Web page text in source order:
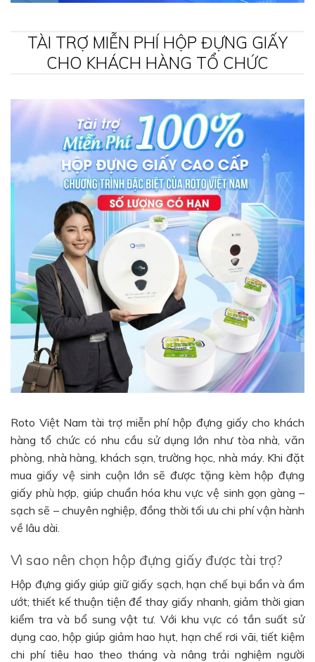
TÀI TRỢ MIỄN PHÍ HỘP ĐỰNG GIẤY
CHO KHÁCH HÀNG TỔ CHỨC
Roto Việt Nam tài trợ miễn phí hộp đựng giấy cho khách
hàng tổ chức có nhu cầu sử dụng lớn như tòa nhà, văn
phòng, nhà hàng, khách sạn, trường học, nhà máy. Khi đặt
mua giấy vệ sinh cuộn lớn sẽ được tặng kèm hộp đựng
giấy phù hợp, giúp chuẩn hóa khu vực vệ sinh gọn gàng –
sạch sẽ – chuyên nghiệp, đồng thời tối ưu chi phí vận hành
về lâu dài.
Vì sao nên chọn hộp đựng giấy được tài trợ?
Hộp đựng giấy giúp giữ giấy sạch, hạn chế bụi bẩn và ẩm
ướt; thiết kế thuận tiện để thay giấy nhanh, giảm thời gian
kiểm tra và bổ sung vật tư. Với khu vực có tần suất sử
dụng cao, hộp giúp giảm hao hụt, hạn chế rơi vãi, tiết kiệm
chi phí tiêu hao theo tháng và nâng trải nghiệm người